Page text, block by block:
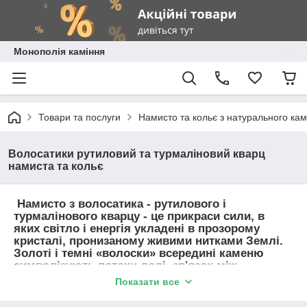
Монополія каміння
Товари та послуги Намисто та кольє з натурального
Волосатики рутиловий та турмаліновий кварц
намиста та кольє
Намисто з волосатика - рутилового і
турмалінового кварцу - це прикраси сили, в
яких світло і енергія укладені в прозорому
кристалі, пронизаному живими нитками Землі.
Золоті і темні «волоски» всередині каменю
символізують потоки долі, зв'язок між
матеріальним і тонким світами, підсилюючи
Показати все